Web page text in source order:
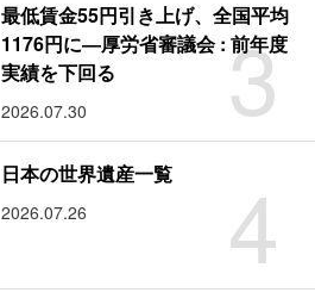
3
最低賃金55円引き上げ、全国平均
1176円に―厚労省審議会 : 前年度
実績を下回る
2026.07.30
4
日本の世界遺産一覧
2026.07.26